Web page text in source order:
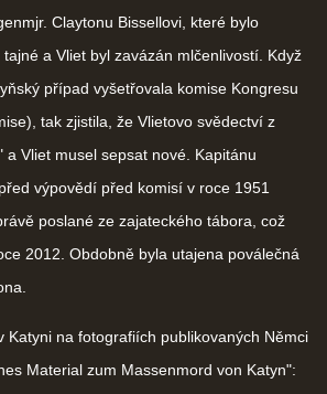
Claytonu Bissellovi, které bylo
a Vliet byl zavázán mlčenlivostí. Když
případ vyšetřovala komise Kongresu
tak zjistila, že Vlietovo svědectví z
a Vliet musel sepsat nové. Kapitánu
výpovědí před komisí v roce 1951
poslané ze zajateckého tábora, což
2012. Obdobně byla utajena poválečná
na fotografiích publikovaných Němci
Material zum Massenmord von Katyn":